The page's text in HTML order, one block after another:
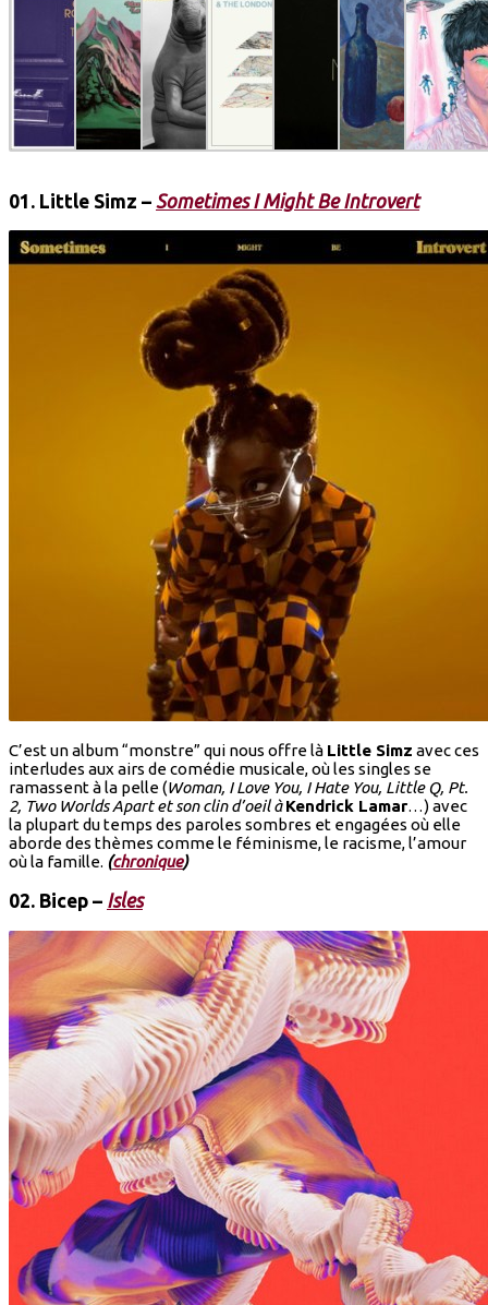
01. Little Simz – Sometimes I Might Be Introvert
C’est un album “monstre” qui nous offre là Little Simz avec ces
interludes aux airs de comédie musicale, où les singles se
ramassent à la pelle (Woman, I Love You, I Hate You, Little Q, Pt.
2, Two Worlds Apart et son clin d’oeil àKendrick Lamar…) avec
la plupart du temps des paroles sombres et engagées où elle
aborde des thèmes comme le féminisme, le racisme, l’amour
où la famille. (chronique)
02. Bicep – Isles